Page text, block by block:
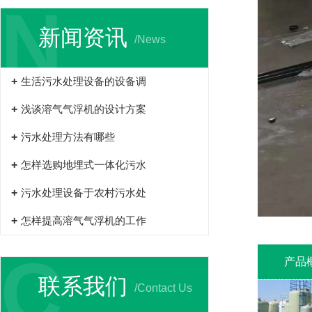
N新闻资讯 /News
生活污水处理设备的设备调
浅谈溶气气浮机的设计方案
污水处理方法有哪些
怎样选购地埋式一体化污水
污水处理设备于农村污水处
怎样提高溶气气浮机的工作
联系我们 /Contact Us
产品